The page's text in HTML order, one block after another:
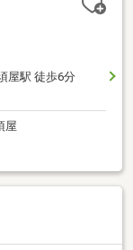
屋駅 徒歩6分
屋